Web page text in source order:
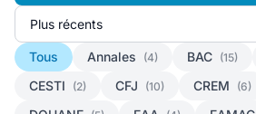
Tous Annales (4) BAC (15)
CESTI (2) CFJ (10) CREM (6)